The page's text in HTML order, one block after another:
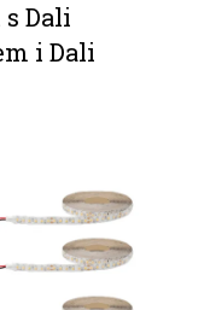
Dali
i Dali